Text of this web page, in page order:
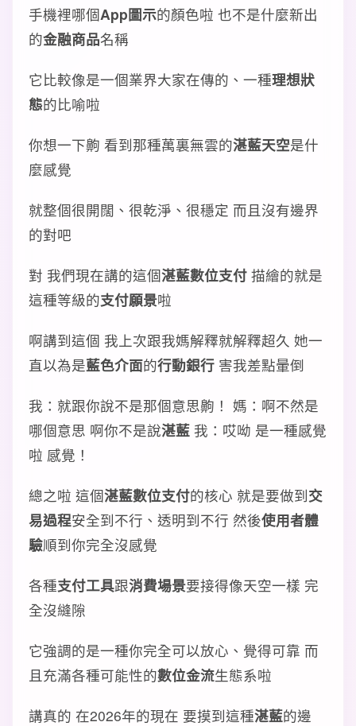
手機裡哪個App圖示的顏色啦 也不是什麼新出
的金融商品名稱
它比較像是一個業界大家在傳的、一種理想狀
態的比喻啦
你想一下齁 看到那種萬裏無雲的湛藍天空是什
麼感覺
就整個很開闊、很乾淨、很穩定 而且沒有邊界
的對吧
對 我們現在講的這個湛藍數位支付 描繪的就是
這種等級的支付願景啦
啊講到這個 我上次跟我媽解釋就解釋超久 她一
直以為是藍色介面的行動銀行 害我差點暈倒
我：就跟你說不是那個意思齁！ 媽：啊不然是
哪個意思 啊你不是說湛藍 我：哎呦 是一種感覺
啦 感覺！
總之啦 這個湛藍數位支付的核心 就是要做到交
易過程安全到不行、透明到不行 然後使用者體
驗順到你完全沒感覺
各種支付工具跟消費場景要接得像天空一樣 完
全沒縫隙
它強調的是一種你完全可以放心、覺得可靠 而
且充滿各種可能性的數位金流生態系啦
講真的 在2026年的現在 要摸到這種湛藍的邊